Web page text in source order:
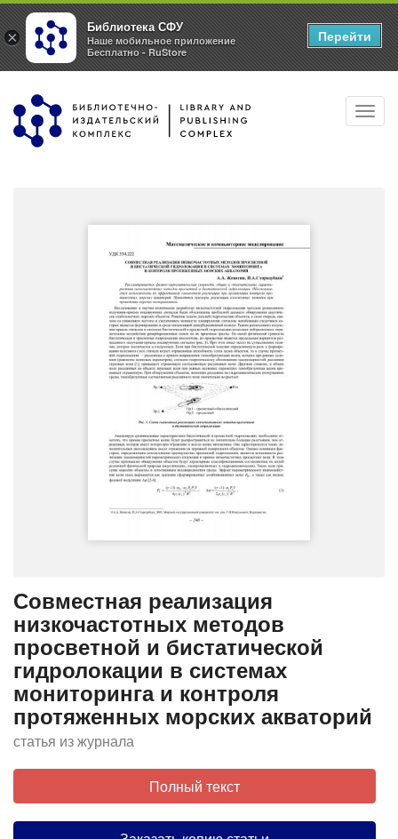
Перейти
основному
Совместная реализация
низкочастотных методов
просветной и бистатической
гидролокации в системах
мониторинга и контроля
протяженных морских акваторий
статья из журнала
Полный текст
×
Библиотека СФУ
Наше мобильное приложение
Бесплатно - RuStore
Перейти